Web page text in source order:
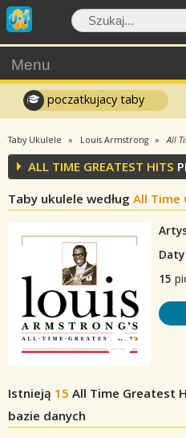
Menu
poczatkujacy taby
Taby Ukulele Louis Armstrong All
ALL TIME GREATEST HITS
Taby ukulele według All Time
15
Istnieją 15 All Time Greatest
bazie danych